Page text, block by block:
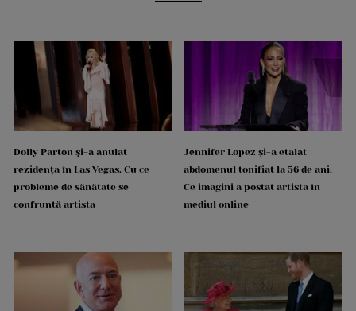
Dolly Parton și-a anulat
rezidența în Las Vegas. Cu ce
probleme de sănătate se
confruntă artista
Jennifer Lopez și-a etalat
abdomenul tonifiat la 56 de ani.
Ce imagini a postat artista în
mediul online